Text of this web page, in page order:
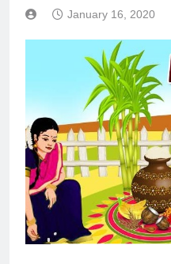
January 16, 2020